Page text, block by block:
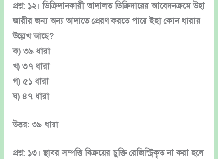
প্রশ্ন: ১২। ডিক্রিদানকারী আদালত ডিক্রিদারের আবেদনক্রমে উহা
জারীর জন্য অন্য আদাতে প্রেরণ করতে পারে ইহা কোন ধারায়
উল্লেখ আছে?
ক) ৩৯ ধারা
খ) ৩৭ ধারা
গ) ৫১ ধারা
ঘ) ৪৭ ধারা
উত্তর: ৩৯ ধারা
প্রশ্ন: ১৩। স্থাবর সম্পত্তি বিক্রয়ের চুক্তি রেজিস্ট্রিকৃত না করা হলে